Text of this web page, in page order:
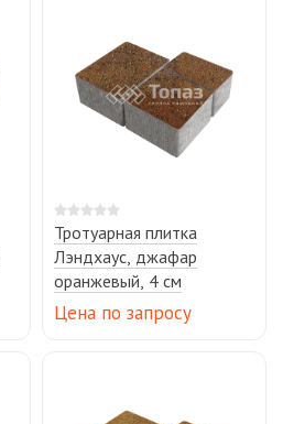
Тротуарная плитка
Лэндхаус, джафар
оранжевый, 4 см
Цена по запросу